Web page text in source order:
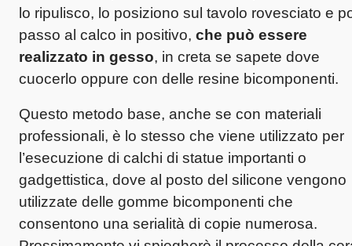
lo ripulisco, lo posiziono sul tavolo rovesciato e
passo al calco in positivo, che può essere
realizzato in gesso, in creta se sapete dove
cuocerlo oppure con delle resine bicomponenti.
Questo metodo base, anche se con materiali
professionali, è lo stesso che viene utilizzato per
l’esecuzione di calchi di statue importanti o
gadgettistica, dove al posto del silicone vengono
utilizzate delle gomme bicomponenti che
consentono una serialità di copie numerosa.